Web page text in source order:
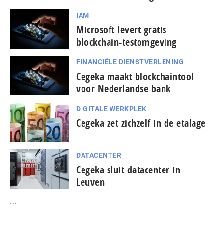
IAM
Microsoft levert gratis
blockchain-testomgeving
FINANCIËLE DIENSTVERLENING
Cegeka maakt blockchaintool
voor Nederlandse bank
DIGITALE WERKPLEK
Cegeka zet zichzelf in de etalage
DATACENTER
Cegeka sluit datacenter in
Leuven
...